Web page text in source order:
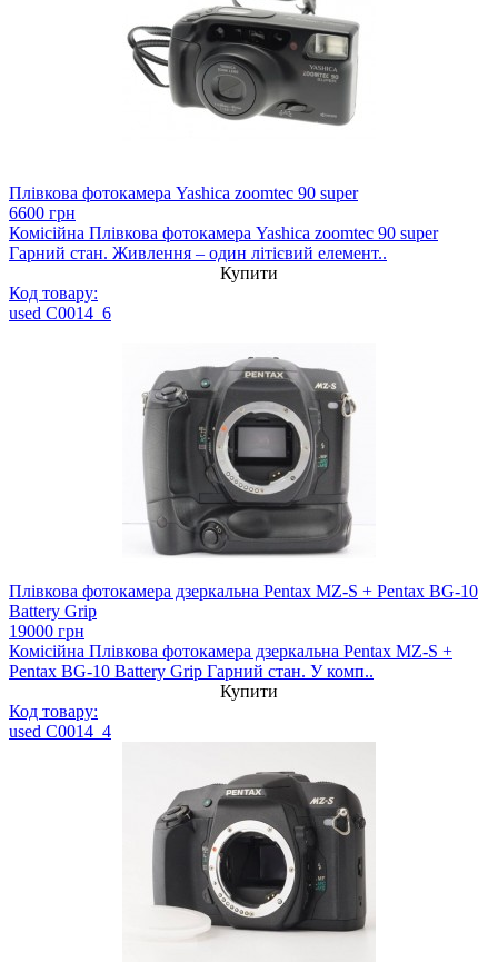
Плівкова фотокамера Yashica zoomtec 90 super
6600 грн
Комісійна Плівкова фотокамера Yashica zoomtec 90 super
Гарний стан. Живлення – один літієвий елемент..
Купити
Код товару:
used C0014_6
Плівкова фотокамера дзеркальна Pentax MZ-S + Pentax BG-10
Battery Grip
19000 грн
Комісійна Плівкова фотокамера дзеркальна Pentax MZ-S +
Pentax BG-10 Battery Grip Гарний стан. У комп..
Купити
Код товару:
used C0014_4